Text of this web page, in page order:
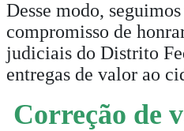
Desse modo,
compromisso de
judiciais do Distrito
entregas de valor ao
Correção de